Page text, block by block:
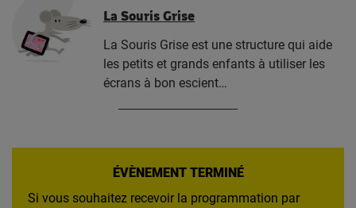
La Souris Grise
La Souris Grise est une structure qui aide
les petits et grands enfants à utiliser les
écrans à bon escient…
ÉVÈNEMENT TERMINÉ
Si vous souhaitez recevoir la programmation par